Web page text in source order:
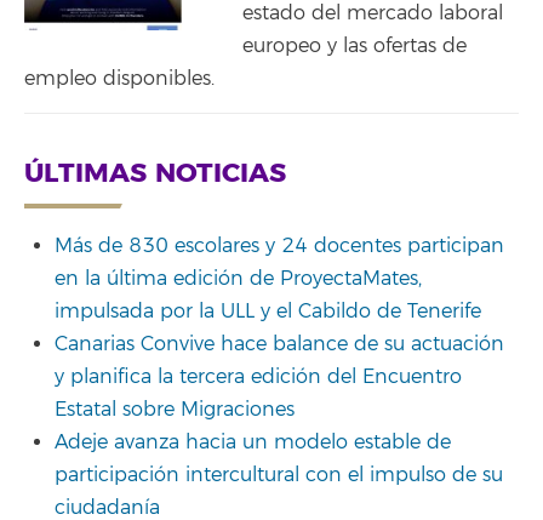
estado del mercado laboral
europeo y las ofertas de
empleo disponibles.
ÚLTIMAS NOTICIAS
Más de 830 escolares y 24 docentes participan
en la última edición de ProyectaMates,
impulsada por la ULL y el Cabildo de Tenerife
Canarias Convive hace balance de su actuación
y planifica la tercera edición del Encuentro
Estatal sobre Migraciones
Adeje avanza hacia un modelo estable de
participación intercultural con el impulso de su
ciudadanía